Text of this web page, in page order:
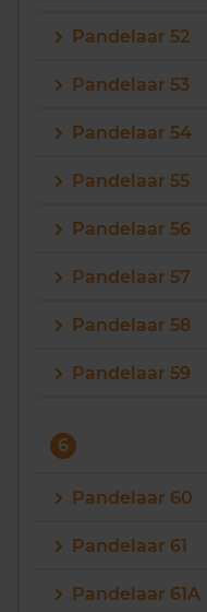
Pandelaar 52
Pandelaar 53
Pandelaar 54
Pandelaar 55
Pandelaar 56
Pandelaar 57
Pandelaar 58
Pandelaar 59
6
Pandelaar 60
Pandelaar 61
Pandelaar 61A